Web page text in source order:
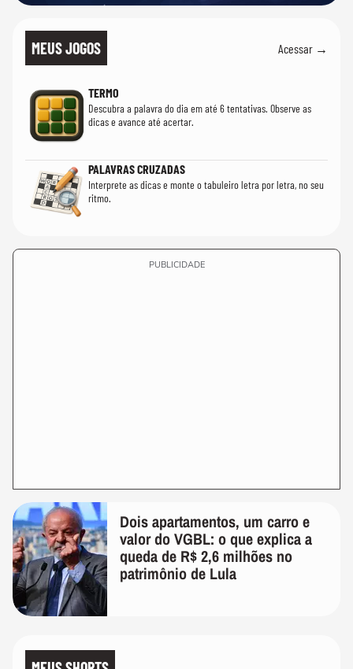
MEUS JOGOS Acessar →
TERMO
Descubra a palavra do dia em até 6 tentativas. Observe as
dicas e avance até acertar.
PALAVRAS CRUZADAS
Interprete as dicas e monte o tabuleiro letra por letra, no seu
ritmo.
PUBLICIDADE
Dois apartamentos, um carro e
valor do VGBL: o que explica a
queda de R$ 2,6 milhões no
patrimônio de Lula